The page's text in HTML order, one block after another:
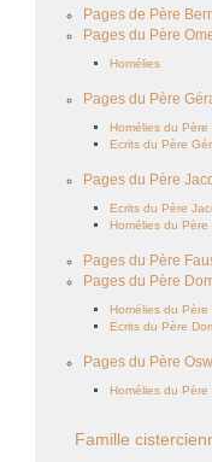
Pages de Père
Pages du Père
Homélies
Pages du Père
Homélies du Père
Ecrits du Père
Pages du Père
Ecrits du Père
Homélies du
Pages du Père
Pages du Père
Homélies du Père
Ecrits du Père
Pages du Père
Homélies du Père
Famille